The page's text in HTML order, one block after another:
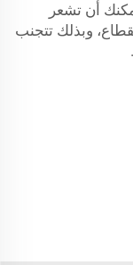
أن تشعر
وبذلك تتجنب